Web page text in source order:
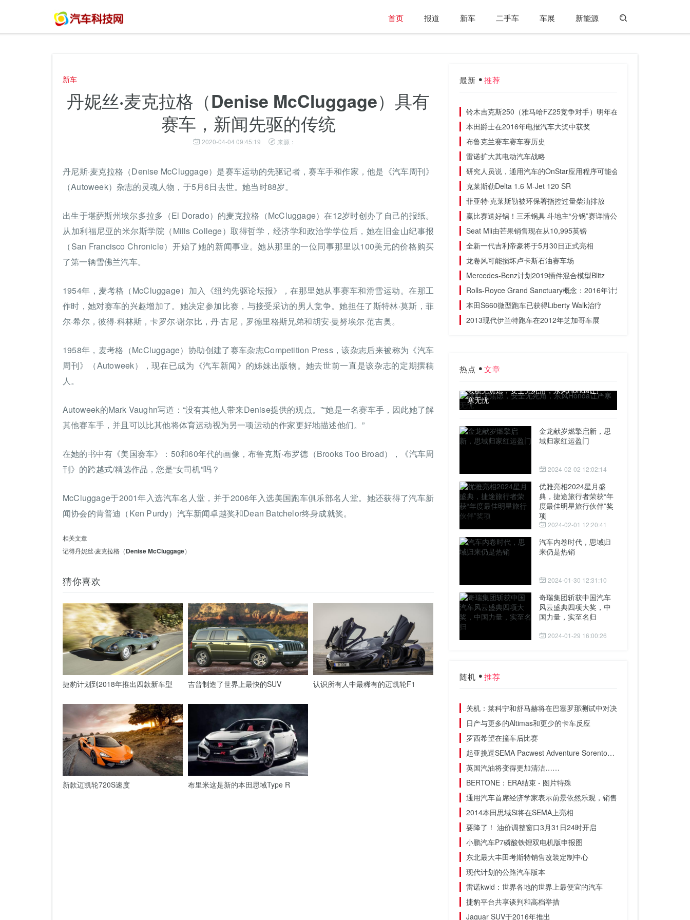
首页 报道 新车 二手车 车展 新能源
新车
丹妮丝·麦克拉格（Denise McCluggage）具有
赛车，新闻先驱的传统
2020-04-04 09:45:19 来源：
丹尼斯·麦克拉格（Denise McCluggage）是赛车运动的先驱记者，赛车手和作家，他是《汽车周刊》
（Autoweek）杂志的灵魂人物，于5月6日去世。她当时88岁。
出生于堪萨斯州埃尔多拉多（El Dorado）的麦克拉格（McCluggage）在12岁时创办了自己的报纸。
从加利福尼亚的米尔斯学院（Mills College）取得哲学，经济学和政治学学位后，她在旧金山纪事报
（San Francisco Chronicle）开始了她的新闻事业。她从那里的一位同事那里以100美元的价格购买
了第一辆雪佛兰汽车。
1954年，麦考格（McCluggage）加入《纽约先驱论坛报》，在那里她从事赛车和滑雪运动。在那工
作时，她对赛车的兴趣增加了。她决定参加比赛，与接受采访的男人竞争。她担任了斯特林·莫斯，菲
尔·希尔，彼得·科林斯，卡罗尔·谢尔比，丹·古尼，罗德里格斯兄弟和胡安·曼努埃尔·范吉奥。
1958年，麦考格（McCluggage）协助创建了赛车杂志Competition Press，该杂志后来被称为《汽车
周刊》（Autoweek），现在已成为《汽车新闻》的姊妹出版物。她去世前一直是该杂志的定期撰稿
人。
Autoweek的Mark Vaughn写道：“没有其他人带来Denise提供的观点。”“她是一名赛车手，因此她了解
其他赛车手，并且可以比其他将体育运动视为另一项运动的作家更好地描述他们。”
在她的书中有《美国赛车》：50和60年代的画像，布鲁克斯·布罗德（Brooks Too Broad），《汽车周
刊》的跨越式/精选作品，您是“女司机”吗？
McCluggage于2001年入选汽车名人堂，并于2006年入选美国跑车俱乐部名人堂。她还获得了汽车新
闻协会的肯普迪（Ken Purdy）汽车新闻卓越奖和Dean Batchelor终身成就奖。
相关文章
记得丹妮丝·麦克拉格（Denise McCluggage）
猜你喜欢
捷豹计划到2018年推出四款新车型 吉普制造了世界上最快的SUV 认识所有人中最稀有的迈凯轮F1
新款迈凯轮720S速度 布里米这是新的本田思域Type R
最新 推荐
铃木吉克斯250（雅马哈FZ25竞争对手）明年在印度推出
本田爵士在2016年电报汽车大奖中获奖
布鲁克兰赛车赛车赛历史
雷诺扩大其电动汽车战略
研究人员说，通用汽车的OnStar应用程序可能会被黑客入侵
克莱斯勒Delta 1.6 M-Jet 120 SR
菲亚特·克莱斯勒被环保署指控过量柴油排放
赢比赛送好锅！三禾锅具 斗地主“分锅”赛详情公布！
Seat Mii由芒果销售现在从10,995英镑
全新一代吉利帝豪将于5月30日正式亮相
龙卷风可能损坏卢卡斯石油赛车场
Mercedes-Benz计划2019插件混合模型Blitz
Rolls-Royce Grand Sanctuary概念：2016年计划的四项设计研究之一
本田S660微型跑车已获得Liberty Walk治疗
2013现代伊兰特跑车在2012年芝加哥车展
热点 文章
续航无焦虑，安全无死角，东风Honda让严
寒无忧
金龙献岁燃擎启新，思
域归家红运盈门
2024-02-02 12:02:14
优雅亮相2024星月盛
典，捷途旅行者荣获“年
度最佳明星旅行伙伴”奖
项
2024-02-01 12:20:41
汽车内卷时代，思域归
来仍是热销
2024-01-30 12:31:10
奇瑞集团斩获中国汽车
风云盛典四项大奖，中
国力量，实至名归
2024-01-29 16:00:26
随机 推荐
关机：莱科宁和舒马赫将在巴塞罗那测试中对决
日产与更多的Altimas和更少的卡车反应
罗西希望在撞车后比赛
起亚挑逗SEMA Pacwest Adventure Sorento…
英国汽油将变得更加清洁……
BERTONE：ERA结束 - 图片特殊
通用汽车首席经济学家表示前景依然乐观，销售将保持强劲
2014本田思域Si将在SEMA上亮相
要降了！ 油价调整窗口3月31日24时开启
小鹏汽车P7磷酸铁锂双电机版申报图
东北最大丰田考斯特销售改装定制中心
现代计划的公路汽车版本
雷诺kwid：世界各地的世界上最便宜的汽车
捷豹平台共享谈判和高档举措
Jaguar SUV于2016年推出